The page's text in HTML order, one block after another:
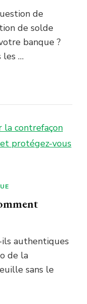
de
de solde
banque ?
les …
authentiques
de la
sans le